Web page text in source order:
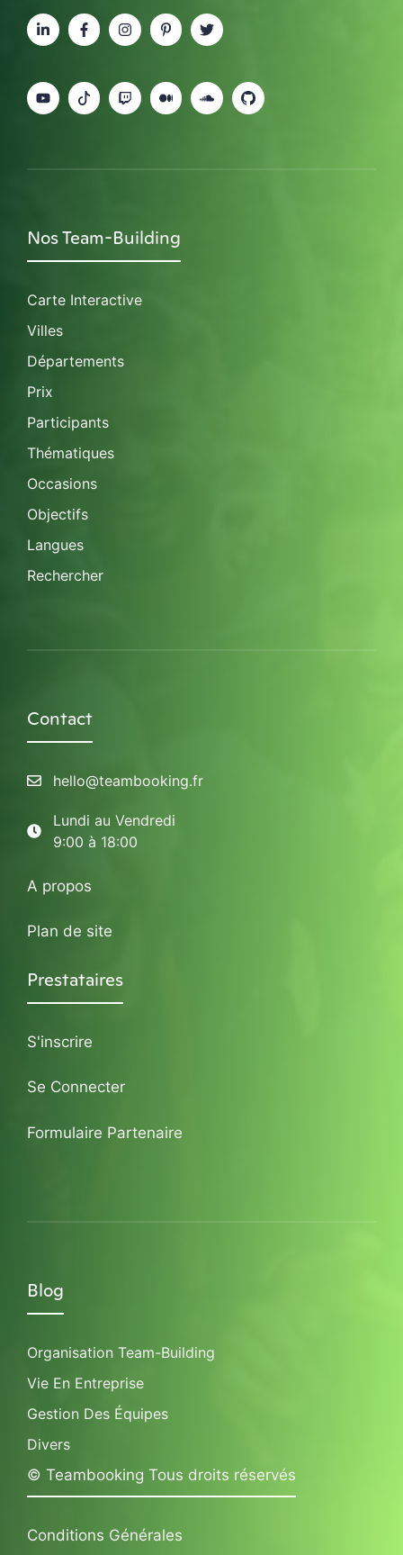
Nos Team-Building
Carte Interactive
Villes
Départements
Prix
Participants
Thématiques
Occasions
Objectifs
Langues
Rechercher
Contact
hello@teambooking.fr
Lundi au Vendredi
9:00 à 18:00
A propos
Plan de site
Prestataires
S'inscrire
Se Connecter
Formulaire Partenaire
Blog
Organisation Team-Building
Vie En Entreprise
Gestion Des Équipes
Divers
© Teambooking Tous droits réservés
Conditions Générales